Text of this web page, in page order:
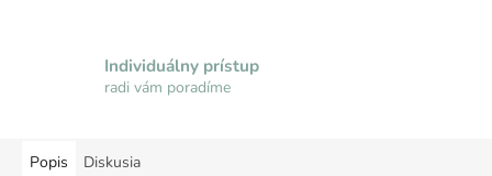
Individuálny prístup
radi vám poradíme
Popis Diskusia